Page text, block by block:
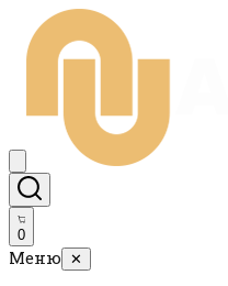
0
Меню ✕